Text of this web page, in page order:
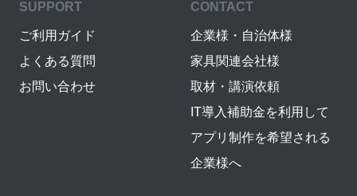
SUPPORT
ご利用ガイド
よくある質問
お問い合わせ
CONTACT
企業様・自治体様
家具関連会社様
取材・講演依頼
IT導入補助金を利用して
アプリ制作を希望される
企業様へ